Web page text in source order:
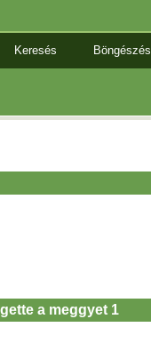
Keresés Böngészés
a meggyet 1